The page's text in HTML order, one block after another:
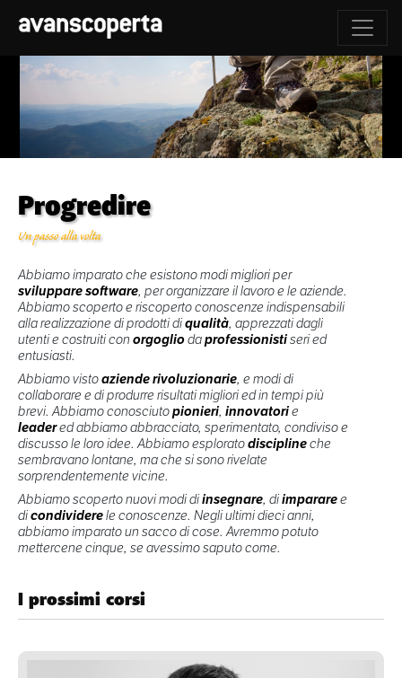
Progredire
Un passo alla volta
Abbiamo imparato che esistono modi migliori per
sviluppare software, per organizzare il lavoro e le aziende.
Abbiamo scoperto e riscoperto conoscenze indispensabili
alla realizzazione di prodotti diqualità, apprezzati dagli
utenti e costruiti con orgogliodaprofessionistiseri ed
entusiasti.
Abbiamo vistoaziende rivoluzionarie, e modi di
collaborare e di produrre risultati migliori ed in tempi più
brevi. Abbiamo conosciutopionieri, innovatorie
leadered abbiamo abbracciato, sperimentato, condiviso e
discusso le loro idee. Abbiamo esploratodisciplineche
sembravano lontane, ma che si sono rivelate
sorprendentemente vicine.
Abbiamo scoperto nuovi modi diinsegnare, diimpararee
dicondividerele conoscenze. Negli ultimi dieci anni,
abbiamo imparato un sacco di cose. Avremmo potuto
mettercene cinque, se avessimo saputo come.
I prossimi corsi